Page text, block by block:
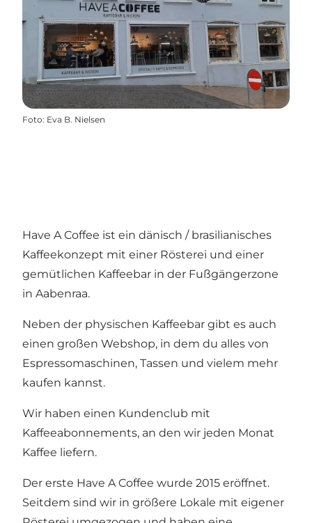
Foto: Eva B. Nielsen
Have A Coffee ist ein dänisch / brasilianisches
Kaffeekonzept mit einer Rösterei und einer
gemütlichen Kaffeebar in der Fußgängerzone
in Aabenraa.
Neben der physischen Kaffeebar gibt es auch
einen großen Webshop, in dem du alles von
Espressomaschinen, Tassen und vielem mehr
kaufen kannst.
Wir haben einen Kundenclub mit
Kaffeeabonnements, an den wir jeden Monat
Kaffee liefern.
Der erste Have A Coffee wurde 2015 eröffnet.
Seitdem sind wir in größere Lokale mit eigener